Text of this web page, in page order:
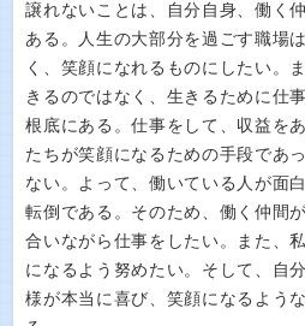
譲れないことは、自分自身、働く
ある。人生の大部分を過ごす職場
く、笑顔になれるものにしたい。
きるのではなく、生きるために仕
根底にある。仕事をして、収益を
たちが笑顔になるための手段であ
ない。よって、働いている人が面
転倒である。そのため、働く仲間
合いながら仕事をしたい。また、
になるよう努めたい。そして、自
様が本当に喜び、笑顔になるよう